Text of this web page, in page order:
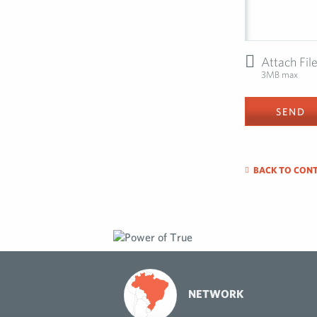
Please
Attach File
3MB max
BACK TO
NETWORK